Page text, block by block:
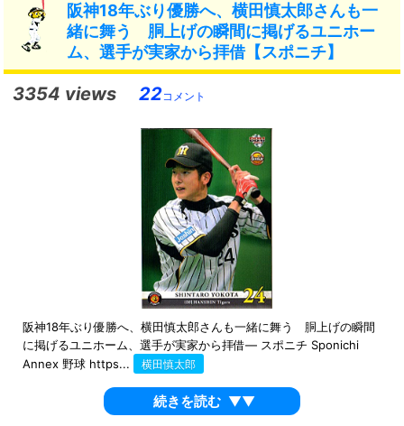
阪神18年ぶり優勝へ、横田慎太郎さんも一
緒に舞う 胴上げの瞬間に掲げるユニホー
ム、選手が実家から拝借【スポニチ】
3354 views 22コメント
阪神18年ぶり優勝へ、横田慎太郎さんも一緒に舞う 胴上げの瞬間
に掲げるユニホーム、選手が実家から拝借― スポニチ Sponichi
Annex 野球 https...
横田慎太郎
続きを読む ▼▼